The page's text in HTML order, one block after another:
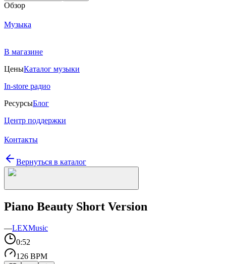
Обзор
Музыка
В магазине
ЦеныКаталог музыки
In-store радио
РесурсыБлог
Центр поддержки
Контакты
Вернуться в каталог
Piano Beauty Short Version
—LEXMusic
0:52
126 BPM